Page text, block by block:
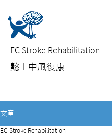
EC Stroke Rehabilitation
​懿士中風復康
文章
EC Stroke Rehabilitation